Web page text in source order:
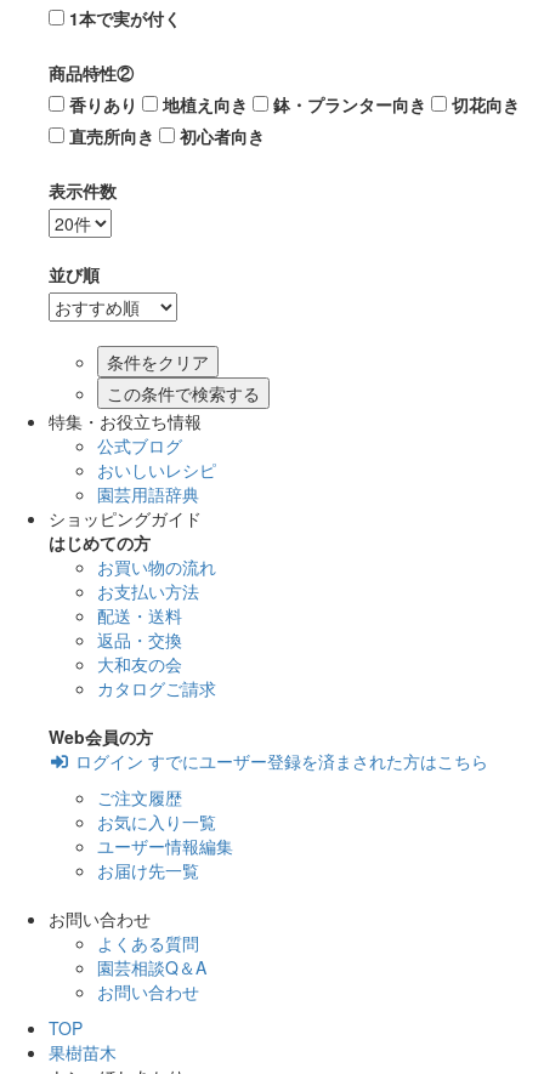
1本で実が付く
商品特性②
香りあり
地植え向き 鉢・プランター向き
切花向き
直売所向き
初心者向き
表示件数
並び順
この条件で検索する
特集・お役立ち情報
公式ブログ
おいしいレシピ
園芸用語辞典
ショッピングガイド
はじめての方
お買い物の流れ
お支払い方法
配送・送料
返品・交換
大和友の会
カタログご請求
Web会員の方
ログイン すでにユーザー登録を済まされた方はこちら
ご注文履歴
お気に入り一覧
ユーザー情報編集
お届け先一覧
お問い合わせ
よくある質問
園芸相談Q＆A
お問い合わせ
TOP
果樹苗木